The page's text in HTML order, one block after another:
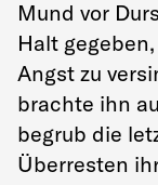
Mund vor
Halt
Angst zu
brachte ihn
begrub die
Überresten